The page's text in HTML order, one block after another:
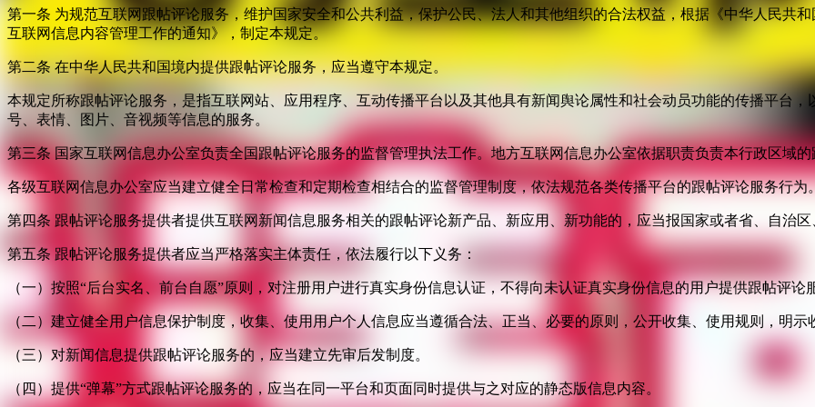
第一条 为规范互联网跟帖评论服务，维护国家安全和公共利益，保护公民、法人和其他组织的合法权益，根据《中华人民共
互联网信息内容管理工作的通知》，制定本规定。
第二条 在中华人民共和国境内提供跟帖评论服务，应当遵守本规定。
本规定所称跟帖评论服务，是指互联网站、应用程序、互动传播平台以及其他具有新闻舆论属性和社会动员功能的传播平台
号、表情、图片、音视频等信息的服务。
第三条 国家互联网信息办公室负责全国跟帖评论服务的监督管理执法工作。地方互联网信息办公室依据职责负责本行政区域
各级互联网信息办公室应当建立健全日常检查和定期检查相结合的监督管理制度，依法规范各类传播平台的跟帖评论服务行为
第四条 跟帖评论服务提供者提供互联网新闻信息服务相关的跟帖评论新产品、新应用、新功能的，应当报国家或者省、自治
第五条 跟帖评论服务提供者应当严格落实主体责任，依法履行以下义务：
（一）按照“后台实名、前台自愿”原则，对注册用户进行真实身份信息认证，不得向未认证真实身份信息的用户提供跟帖评论
（二）建立健全用户信息保护制度，收集、使用用户个人信息应当遵循合法、正当、必要的原则，公开收集、使用规则，明
（三）对新闻信息提供跟帖评论服务的，应当建立先审后发制度。
（四）提供“弹幕”方式跟帖评论服务的，应当在同一平台和页面同时提供与之对应的静态版信息内容。